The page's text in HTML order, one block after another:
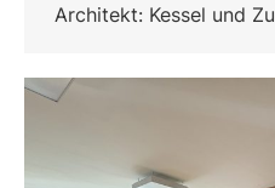
Architekt: Kessel und